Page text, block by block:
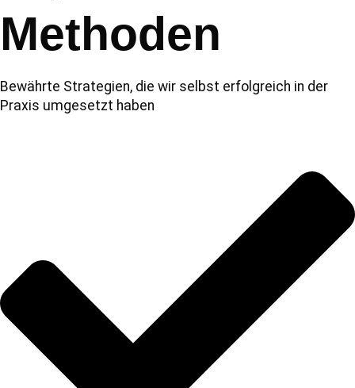
Methoden
Bewährte Strategien, die wir selbst erfolgreich in der
Praxis umgesetzt haben